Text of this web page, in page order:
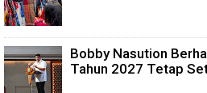
Bobby Nasution
Tahun 2027 Tetap